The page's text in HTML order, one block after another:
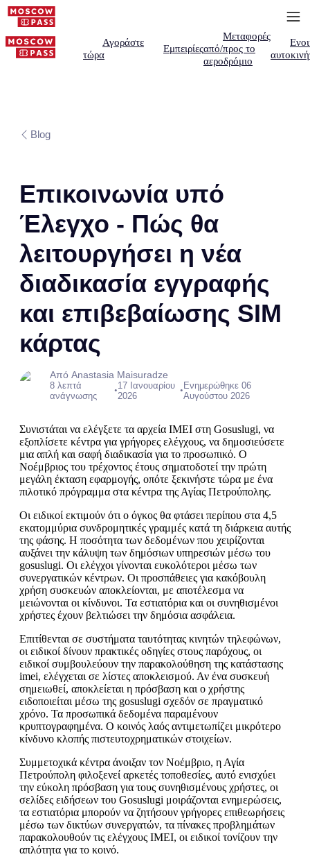
Αγοράστε
τώρα
Εμπειρίες
Μεταφορές
από/προς το
αεροδρόμιο
Blog
Επικοινωνία υπό
Έλεγχο - Πώς θα
λειτουργήσει η νέα
διαδικασία εγγραφής
και επιβεβαίωσης SIM
κάρτας
Από Anastasia Maisuradze
8 λεπτά
ανάγνωσης
•17 Ιανουαρίου
2026
• Ενημερώθηκε 06
Αυγούστου 2026
Συνιστάται να ελέγξετε τα αρχεία IMEI στη Gosuslugi, να
εξοπλίσετε κέντρα για γρήγορες ελέγχους, να δημοσιεύσετε
μια απλή και σαφή διαδικασία για το προσωπικό. Ο
Νοέμβριος του τρέχοντος έτους σηματοδοτεί την πρώτη
μεγάλη έκταση εφαρμογής, οπότε ξεκινήστε τώρα με ένα
πιλοτικό πρόγραμμα στα κέντρα της Αγίας Πετρούπολης.
Οι ειδικοί εκτιμούν ότι ο όγκος θα φτάσει περίπου στα 4,5
εκατομμύρια συνδρομητικές γραμμές κατά τη διάρκεια αυτής
της φάσης. Η ποσότητα των δεδομένων που χειρίζονται
αυξάνει την κάλυψη των δημόσιων υπηρεσιών μέσω του
gosuslugi. Οι ελέγχοι γίνονται ευκολότεροι μέσω των
συνεργατικών κέντρων. Οι προσπάθειες για κακόβουλη
χρήση συσκευών αποκλείονται, με αποτέλεσμα να
μειώνονται οι κίνδυνοι. Τα εστιατόρια και οι συνηθισμένοι
χρήστες έχουν βελτιώσει την δημόσια ασφάλεια.
Επιτίθενται σε συστήματα ταυτότητας κινητών τηλεφώνων,
οι ειδικοί δίνουν πρακτικές οδηγίες στους παρόχους, οι
ειδικοί συμβουλεύουν την παρακολούθηση της κατάστασης
imei, ελέγχεται σε λίστες αποκλεισμού. Αν ένα συσκευή
σημειωθεί, αποκλείεται η πρόσβαση και ο χρήστης
ειδοποιείται μέσω της gosuslugi σχεδόν σε πραγματικό
χρόνο. Τα προσωπικά δεδομένα παραμένουν
κρυπτογραφημένα. Ο κοινός λαός αντιμετωπίζει μικρότερο
κίνδυνο κλοπής πιστευτοχρηματικών στοιχείων.
Συμμετοχικά κέντρα άνοιξαν τον Νοέμβριο, η Αγία
Πετρούπολη φιλοξενεί αρκετές τοποθεσίες, αυτό ενισχύει
την εύκολη πρόσβαση για τους συνηθισμένους χρήστες, οι
σελίδες ειδήσεων του Gosuslugi μοιράζονται ενημερώσεις,
τα εστιατόρια μπορούν να ζητήσουν γρήγορες επιθεωρήσεις
μέσω των δικτύων συνεργατών, τα πίνακες προβλημάτων
παρακολουθούν τις ελέγχους IMEI, οι ειδικοί τονίζουν την
απλότητα για το κοινό.